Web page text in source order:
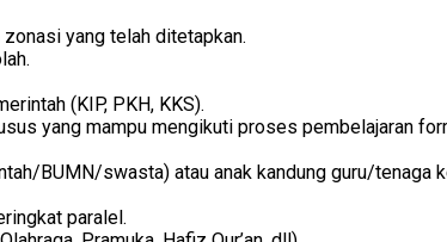
yang telah ditetapkan.
(KIP, PKH, KKS).
yang mampu mengikuti proses pembelajaran
BUMN/swasta) atau anak kandung guru/tenaga
paralel.